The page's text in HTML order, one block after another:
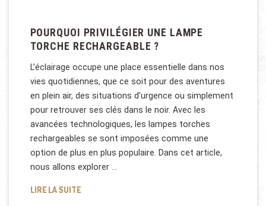
POURQUOI PRIVILÉGIER UNE LAMPE
TORCHE RECHARGEABLE ?
L’éclairage occupe une place essentielle dans nos
vies quotidiennes, que ce soit pour des aventures
en plein air, des situations d’urgence ou simplement
pour retrouver ses clés dans le noir. Avec les
avancées technologiques, les lampes torches
rechargeables se sont imposées comme une
option de plus en plus populaire. Dans cet article,
nous allons explorer …
LIRE LA SUITEPOURQUOI PRIVILÉGIER UNE LAMPE TORCHE